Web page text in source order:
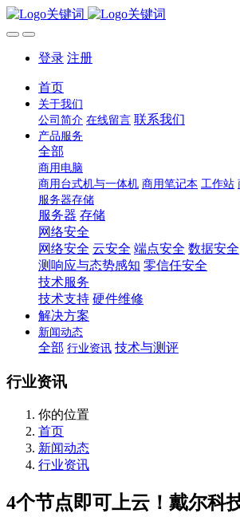
登录 注册
首页
关于我们
公司简介 在线留言 联系我们
产品服务
全部
商用电脑
商用台式机与一体机 商用笔记本 工作站
服务器存储
服务器 存储
网络安全
网络安全 云安全 端点安全 数据安全
测响应与态势感知 零信任安全
技术服务
技术支持 硬件维修
解决方案
新闻动态
全部 行业资讯 技术与测评
行业资讯
你的位置
首页
新闻动态
行业资讯
4个节点即可上云！戴尔科